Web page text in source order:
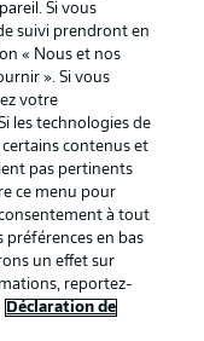
d’utilisation des
mes préférences
Si vous
suivi prendront en
« Nous et nos
». Si vous
votre
les technologies de
contenus et
pas pertinents
ce menu pour
à tout
préférences en bas
un effet sur
reportez-
Déclaration de